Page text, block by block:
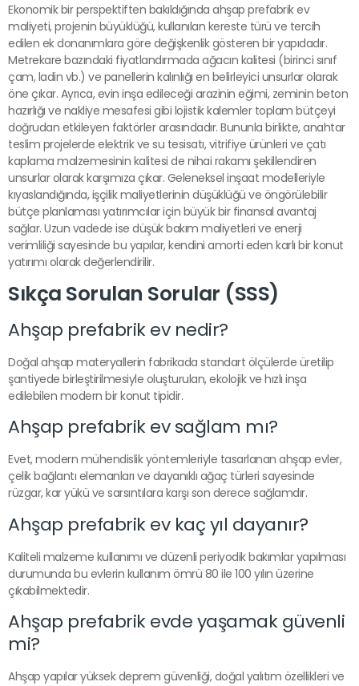
Ekonomik bir perspektiften bakıldığında ahşap prefabrik ev
maliyeti, projenin büyüklüğü, kullanılan kereste türü ve tercih
edilen ek donanımlara göre değişkenlik gösteren bir yapıdadır.
Metrekare bazındaki fiyatlandırmada ağacın kalitesi (birinci sınıf
çam, ladin vb.) ve panellerin kalınlığı en belirleyici unsurlar olarak
öne çıkar. Ayrıca, evin inşa edileceği arazinin eğimi, zeminin beton
hazırlığı ve nakliye mesafesi gibi lojistik kalemler toplam bütçeyi
doğrudan etkileyen faktörler arasındadır. Bununla birlikte, anahtar
teslim projelerde elektrik ve su tesisatı, vitrifiye ürünleri ve çatı
kaplama malzemesinin kalitesi de nihai rakamı şekillendiren
unsurlar olarak karşımıza çıkar. Geleneksel inşaat modelleriyle
kıyaslandığında, işçilik maliyetlerinin düşüklüğü ve öngörülebilir
bütçe planlaması yatırımcılar için büyük bir finansal avantaj
sağlar. Uzun vadede ise düşük bakım maliyetleri ve enerji
verimliliği sayesinde bu yapılar, kendini amorti eden karlı bir konut
yatırımı olarak değerlendirilir.
Sıkça Sorulan Sorular (SSS)
Ahşap prefabrik ev nedir?
Doğal ahşap materyallerin fabrikada standart ölçülerde üretilip
şantiyede birleştirilmesiyle oluşturulan, ekolojik ve hızlı inşa
edilebilen modern bir konut tipidir.
Ahşap prefabrik ev sağlam mı?
Evet, modern mühendislik yöntemleriyle tasarlanan ahşap evler,
çelik bağlantı elemanları ve dayanıklı ağaç türleri sayesinde
rüzgar, kar yükü ve sarsıntılara karşı son derece sağlamdır.
Ahşap prefabrik ev kaç yıl dayanır?
Kaliteli malzeme kullanımı ve düzenli periyodik bakımlar yapılması
durumunda bu evlerin kullanım ömrü 80 ile 100 yılın üzerine
çıkabilmektedir.
Ahşap prefabrik evde yaşamak güvenli
mi?
Ahşap yapılar yüksek deprem güvenliği, doğal yalıtım özellikleri ve